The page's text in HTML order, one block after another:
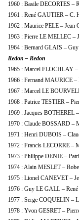
1960 : Basile DECORTES –
1961 : René GAUTIER – C.
1962 : Maurice PELE –
1963 : Pierre LE MELLEC –
1964 : Bernard GLAIS –
Redon – Redon
1965 : Marcel FLOCHLAY
1966 : Fernand MAURICE
1967 : Marcel LE
1968 : Patrice TESTIER –
1969 : Jacques
1970 : Claude BOSSARD –
1971 : Henri DUBOIS –
1972 : Francis LECORRE –
1973 : Philippe DENIE –
1974 : Alain MESLET –
1975 : Lionel CANEVET –
1976 : Guy LE GALL –
1977 : Serge COQUELIN –
1978 : Yvon GESRET –